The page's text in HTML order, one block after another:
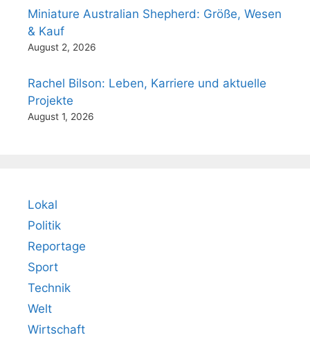
Miniature Australian Shepherd: Größe, Wesen
& Kauf
August 2, 2026
Rachel Bilson: Leben, Karriere und aktuelle
Projekte
August 1, 2026
Lokal
Politik
Reportage
Sport
Technik
Welt
Wirtschaft